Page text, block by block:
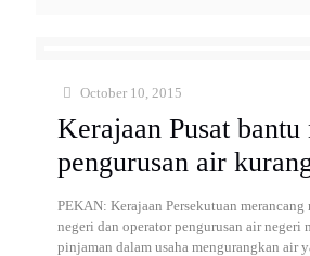
October 10, 2015
Kerajaan Pusat bantu
pengurusan air
PEKAN: Kerajaan Persekutuan merancang
negeri dan operator pengurusan air negeri
pinjaman dalam usaha mengurangkan air